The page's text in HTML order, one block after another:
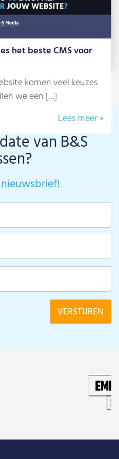
het beste CMS voor
komen veel keuzes
we een […]
Lees meer »
van B&S